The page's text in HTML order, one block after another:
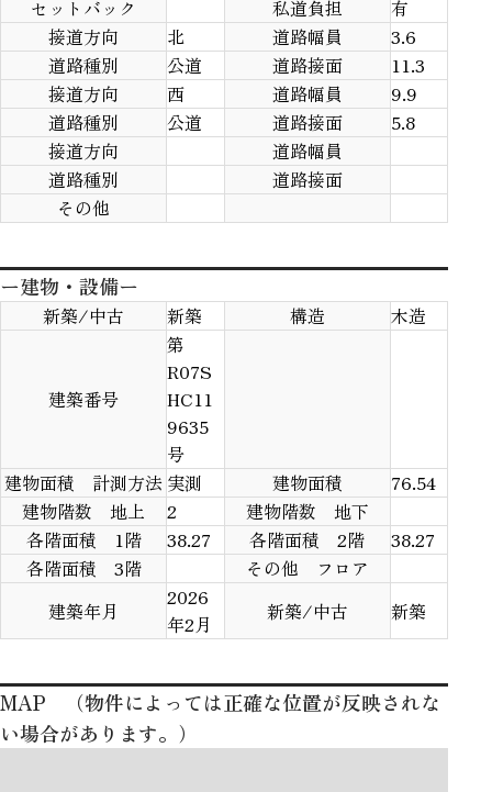
セットバック 私道負担
有
接道方向
北 道路幅員
3.6
道路種別
公道 道路接面
11.3
接道方向
西 道路幅員
9.9
道路種別
公道 道路接面
5.8
接道方向
道路幅員
道路種別
道路接面
その他
ー建物・設備ー
新築/中古 新築 構造 木造
建築番号
第
R07S
HC11
9635
号
建物面積 計測方法 実測 建物面積
76.54
建物階数 地上
2
建物階数 地下
各階面積 1階
38.27 各階面積 2階
38.27
各階面積 3階
その他 フロア
建築年月
2026
年2月
新築/中古 新築
MAP （物件によっては正確な位置が反映されな
い場合があります。）